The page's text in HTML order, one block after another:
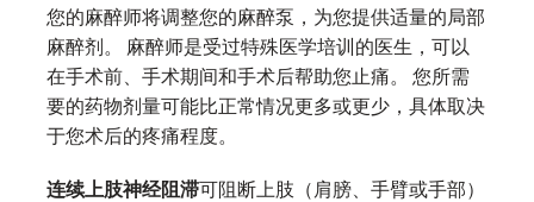
您的麻醉师将调整您的麻醉泵，为您提供适量的局部
麻醉剂。 麻醉师是受过特殊医学培训的医生，可以
在手术前、手术期间和手术后帮助您止痛。 您所需
要的药物剂量可能比正常情况更多或更少，具体取决
于您术后的疼痛程度。
连续上肢神经阻滞可阻断上肢（肩膀、手臂或手部）